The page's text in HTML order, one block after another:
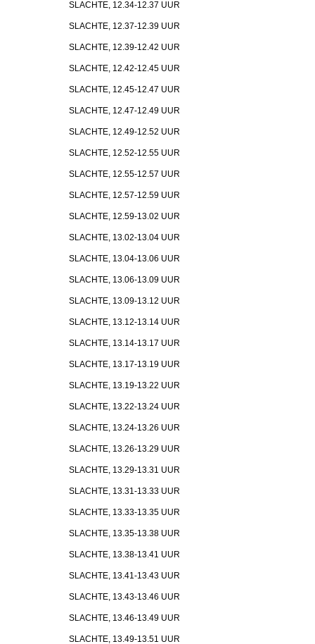
SLACHTE, 12.34-12.37 UUR
SLACHTE, 12.37-12.39 UUR
SLACHTE, 12.39-12.42 UUR
SLACHTE, 12.42-12.45 UUR
SLACHTE, 12.45-12.47 UUR
SLACHTE, 12.47-12.49 UUR
SLACHTE, 12.49-12.52 UUR
SLACHTE, 12.52-12.55 UUR
SLACHTE, 12.55-12.57 UUR
SLACHTE, 12.57-12.59 UUR
SLACHTE, 12.59-13.02 UUR
SLACHTE, 13.02-13.04 UUR
SLACHTE, 13.04-13.06 UUR
SLACHTE, 13.06-13.09 UUR
SLACHTE, 13.09-13.12 UUR
SLACHTE, 13.12-13.14 UUR
SLACHTE, 13.14-13.17 UUR
SLACHTE, 13.17-13.19 UUR
SLACHTE, 13.19-13.22 UUR
SLACHTE, 13.22-13.24 UUR
SLACHTE, 13.24-13.26 UUR
SLACHTE, 13.26-13.29 UUR
SLACHTE, 13.29-13.31 UUR
SLACHTE, 13.31-13.33 UUR
SLACHTE, 13.33-13.35 UUR
SLACHTE, 13.35-13.38 UUR
SLACHTE, 13.38-13.41 UUR
SLACHTE, 13.41-13.43 UUR
SLACHTE, 13.43-13.46 UUR
SLACHTE, 13.46-13.49 UUR
SLACHTE, 13.49-13.51 UUR